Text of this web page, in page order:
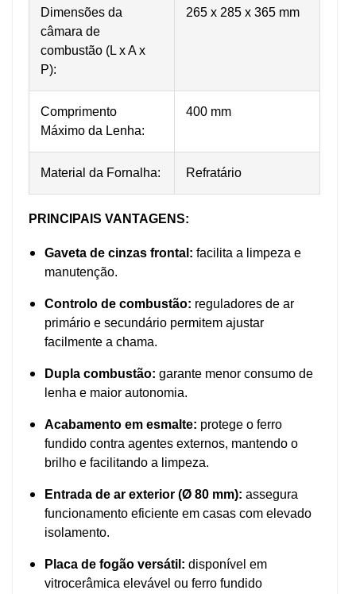
Dimensões da
câmara de
combustão (L x A x
P):
265 x 285 x 365 mm
Comprimento
Máximo da Lenha:
400 mm
Material da Fornalha: Refratário
PRINCIPAIS VANTAGENS:
Gaveta de cinzas frontal: facilita a limpeza e
manutenção.
Controlo de combustão: reguladores de ar
primário e secundário permitem ajustar
facilmente a chama.
Dupla combustão: garante menor consumo de
lenha e maior autonomia.
Acabamento em esmalte: protege o ferro
fundido contra agentes externos, mantendo o
brilho e facilitando a limpeza.
Entrada de ar exterior (Ø 80 mm): assegura
funcionamento eficiente em casas com elevado
isolamento.
Placa de fogão versátil: disponível em
vitrocerâmica elevável ou ferro fundido